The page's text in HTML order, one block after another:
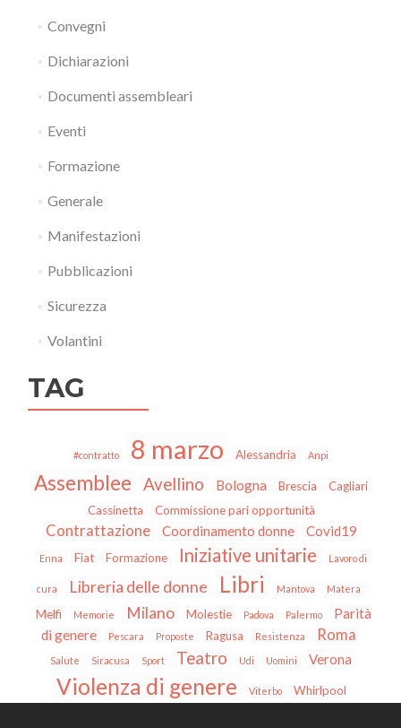
Convegni
Dichiarazioni
Documenti assembleari
Eventi
Formazione
Generale
Manifestazioni
Pubblicazioni
Sicurezza
Volantini
TAG
#contratto 8 marzo Alessandria Anpi
Assemblee Avellino Bologna Brescia
Cagliari
Cassinetta
Commissione pari opportunità
Contrattazione Coordinamento donne Covid19
Enna Fiat Formazione Iniziative unitarie Lavoro di
cura Libreria delle donne Libri Mantova Matera
Melfi Memorie Milano Molestie Padova Palermo
Parità
di genere
Pescara Proposte Ragusa Resistenza Roma
Salute Siracusa Sport Teatro Udi Uomini Verona
Violenza di genere Viterbo Whirlpool